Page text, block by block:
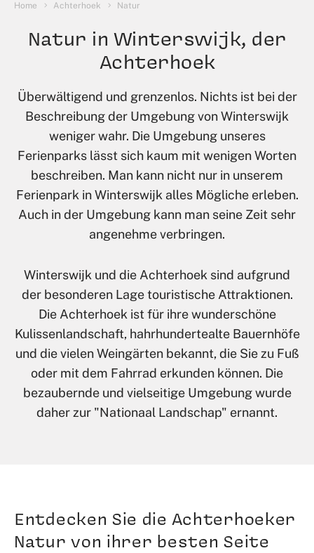
Sie sind hier:
Home Achterhoek Natur
Natur in Winterswijk, der
Achterhoek
Überwältigend und grenzenlos. Nichts ist bei der
Beschreibung der Umgebung von Winterswijk
weniger wahr. Die Umgebung unseres
Ferienparks lässt sich kaum mit wenigen Worten
beschreiben. Man kann nicht nur in unserem
Ferienpark in Winterswijk alles Mögliche erleben.
Auch in der Umgebung kann man seine Zeit sehr
angenehme verbringen.
Winterswijk und die Achterhoek sind aufgrund
der besonderen Lage touristische Attraktionen.
Die Achterhoek ist für ihre wunderschöne
Kulissenlandschaft, hahrhundertealte Bauernhöfe
und die vielen Weingärten bekannt, die Sie zu Fuß
oder mit dem Fahrrad erkunden können. Die
bezaubernde und vielseitige Umgebung wurde
daher zur "Nationaal Landschap" ernannt.
Entdecken Sie die Achterhoeker
Natur von ihrer besten Seite